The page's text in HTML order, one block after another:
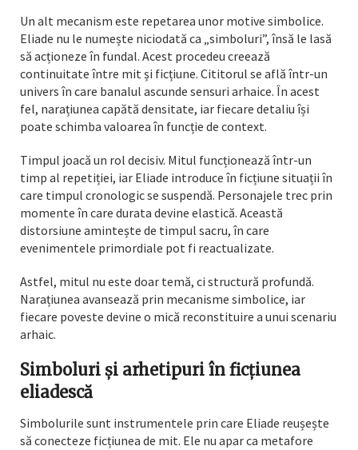
Un alt mecanism este repetarea unor motive simbolice.
Eliade nu le numește niciodată ca „simboluri”, însă le lasă
să acționeze în fundal. Acest procedeu creează
continuitate între mit și ficțiune. Cititorul se află într-un
univers în care banalul ascunde sensuri arhaice. În acest
fel, narațiunea capătă densitate, iar fiecare detaliu își
poate schimba valoarea în funcție de context.
Timpul joacă un rol decisiv. Mitul funcționează într-un
timp al repetiției, iar Eliade introduce în ficțiune situații în
care timpul cronologic se suspendă. Personajele trec prin
momente în care durata devine elastică. Această
distorsiune amintește de timpul sacru, în care
evenimentele primordiale pot fi reactualizate.
Astfel, mitul nu este doar temă, ci structură profundă.
Narațiunea avansează prin mecanisme simbolice, iar
fiecare poveste devine o mică reconstituire a unui scenariu
arhaic.
Simboluri și arhetipuri în ficțiunea
eliadescă
Simbolurile sunt instrumentele prin care Eliade reușește
să conecteze ficțiunea de mit. Ele nu apar ca metafore